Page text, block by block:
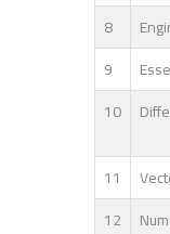
8
9
10
11
12